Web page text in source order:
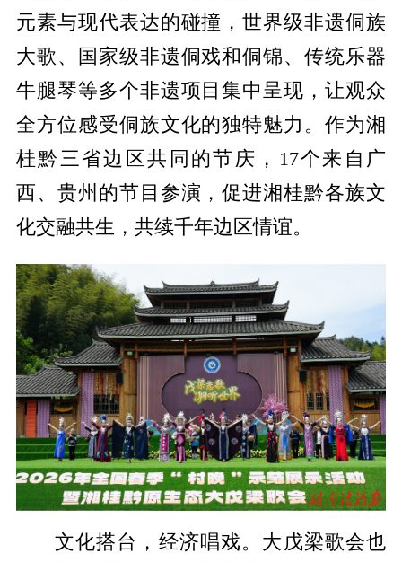
元素与现代表达的碰撞，世界级非遗侗族
大歌、国家级非遗侗戏和侗锦、传统乐器
牛腿琴等多个非遗项目集中呈现，让观众
全方位感受侗族文化的独特魅力。作为湘
桂黔三省边区共同的节庆，17个来自广
西、贵州的节目参演，促进湘桂黔各族文
化交融共生，共续千年边区情谊。
文化搭台，经济唱戏。大戊梁歌会也